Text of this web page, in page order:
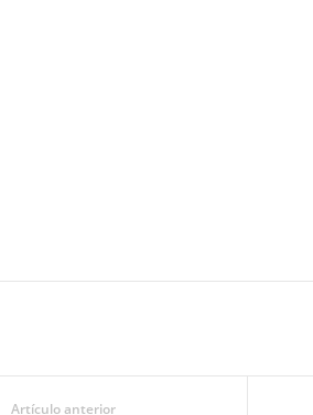
Artículo anterior